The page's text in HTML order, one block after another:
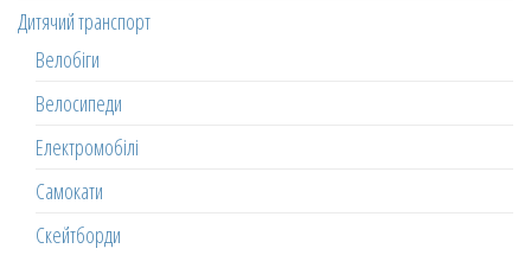
Дитячий транспорт
Велобіги
Велосипеди
Електромобілі
Самокати
Скейтборди